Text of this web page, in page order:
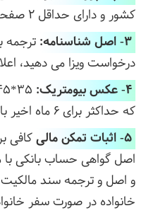
کشور و دارای حداقل 2 صفحه سفید.
3- اصل شناسنامه:
ترجمه
درخواست ویزا می دهید،
4- عکس بیومتریک:
که حداکثر برای 6 ماه اخیر باشد (متفاوت با عکس گذرنامه)
5- اثبات تمکن مالی
کافی
اصل گواهی حساب بانکی با
و اصل و ترجمه سند
خانواده در صورت سفر